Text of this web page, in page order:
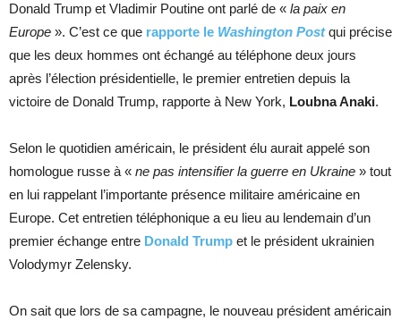
Donald Trump et Vladimir Poutine ont parlé de « la paix en
Europe ». C’est ce que rapporte le Washington Postqui précise
que les deux hommes ont échangé au téléphone deux jours
après l’élection présidentielle, le premier entretien depuis la
victoire de Donald Trump, rapporte à New York, Loubna Anaki.
Selon le quotidien américain, le président élu aurait appelé son
homologue russe à « ne pas intensifier la guerre en Ukraine » tout
en lui rappelant l’importante présence militaire américaine en
Europe. Cet entretien téléphonique a eu lieu au lendemain d’un
premier échange entre Donald Trump et le président ukrainien
Volodymyr Zelensky.
On sait que lors de sa campagne, le nouveau président américain